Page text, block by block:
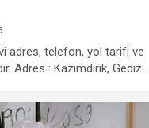
adres, telefon, yol tarifi ve
Adres : Kazımdirik, Gediz…